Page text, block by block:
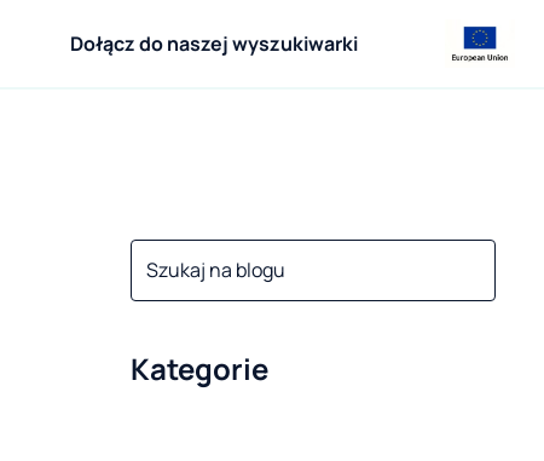
Dołącz do naszej wyszukiwarki
Kategorie